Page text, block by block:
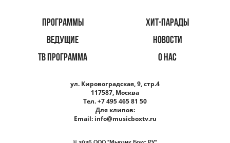
ПРОГРАММЫ
ХИТ-ПАРАДЫ
ВЕДУЩИЕ
НОВОСТИ
ТВ ПРОГРАММА
О НАС
ул. Кировоградская, 9, стр.4
117587, Москва
Тел. +7 495 465 81 50
Для клипов:
Email: info@musicboxtv.ru